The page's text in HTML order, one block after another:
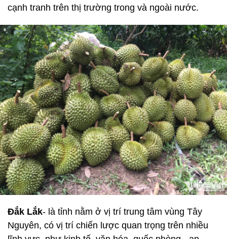
cạnh tranh trên thị trường trong và ngoài nước.
Đắk Lắk- là tỉnh nằm ở vị trí trung tâm vùng Tây
Nguyên, có vị trí chiến lược quan trọng trên nhiều